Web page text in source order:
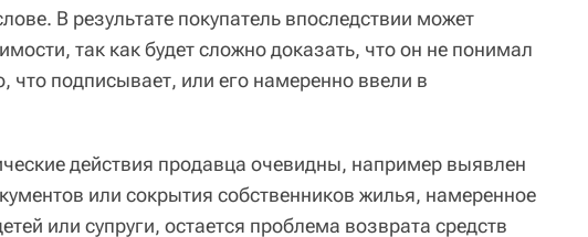
В результате покупатель впоследствии может
так как будет сложно доказать, что он не понимал
что подписывает, или его намеренно ввели в
действия продавца очевидны, например выявлен
или сокрытия собственников жилья, намеренное
или супруги, остается проблема возврата средств